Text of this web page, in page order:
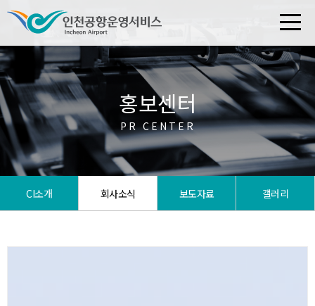
CI소개 회사소식 보도자료 갤러리
홍보센터
PR CENTER